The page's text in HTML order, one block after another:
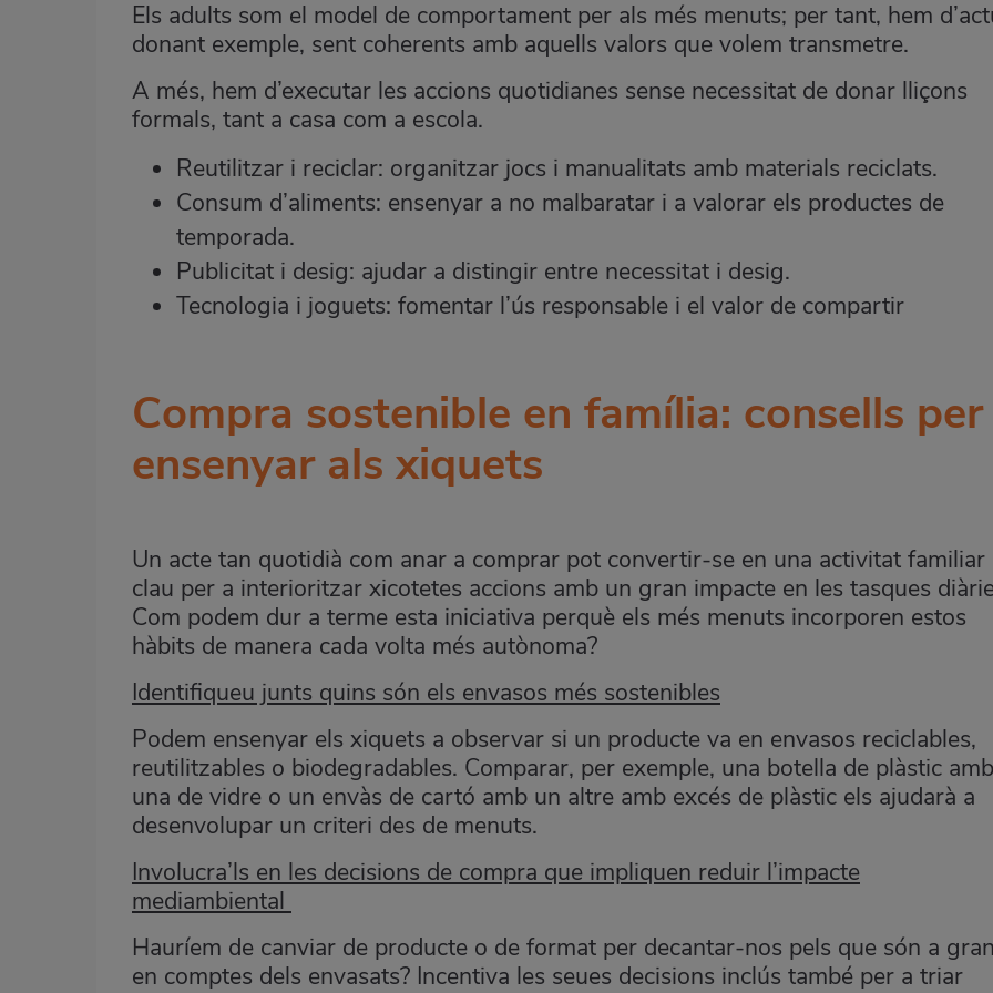
Els adults som el model de comportament per als més menuts; per tant, hem
donant exemple, sent coherents amb aquells valors que volem transmetre.
A més, hem d’executar les accions quotidianes sense necessitat de donar lliçons
formals, tant a casa com a escola.
Reutilitzar i reciclar: organitzar jocs i manualitats amb materials reciclats.
Consum d’aliments: ensenyar a no malbaratar i a valorar els productes de
temporada.
Publicitat i desig: ajudar a distingir entre necessitat i desig.
Tecnologia i joguets: fomentar l’ús responsable i el valor de compartir
Compra sostenible en família: consells per
ensenyar als xiquets
Un acte tan quotidià com anar a comprar pot convertir-se en una activitat familiar
clau per a interioritzar xicotetes accions amb un gran impacte en les tasques
Com podem dur a terme esta iniciativa perquè els més menuts incorporen estos
hàbits de manera cada volta més autònoma?
Identifiqueu junts quins són els envasos més sostenibles
Podem ensenyar els xiquets a observar si un producte va en envasos reciclables,
reutilitzables o biodegradables. Comparar, per exemple, una botella de plàstic amb
una de vidre o un envàs de cartó amb un altre amb excés de plàstic els ajudarà a
desenvolupar un criteri des de menuts.
Involucra’ls en les decisions de compra que impliquen reduir l’impacte
mediambiental
Hauríem de canviar de producte o de format per decantar-nos pels que són a
en comptes dels envasats? Incentiva les seues decisions inclús també per a triar